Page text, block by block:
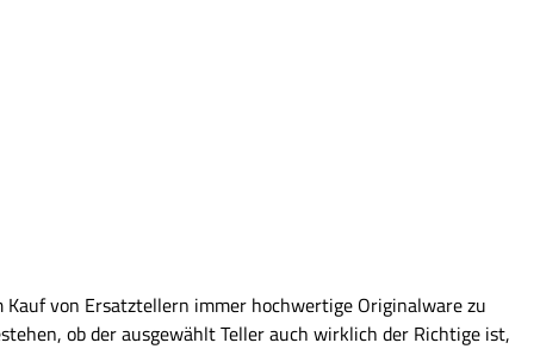
von Ersatztellern immer hochwertige Originalware zu
ob der ausgewählt Teller auch wirklich der Richtige ist,